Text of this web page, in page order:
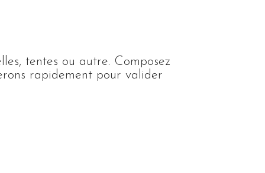
tentes ou autre. Composez
rapidement pour valider